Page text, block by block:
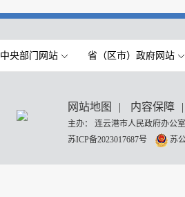
中央部门网站 省（区市）政府网站
网站地图 | 内容保障 |
主办： 连云港市人民政府办
苏ICP备2023017687号
苏